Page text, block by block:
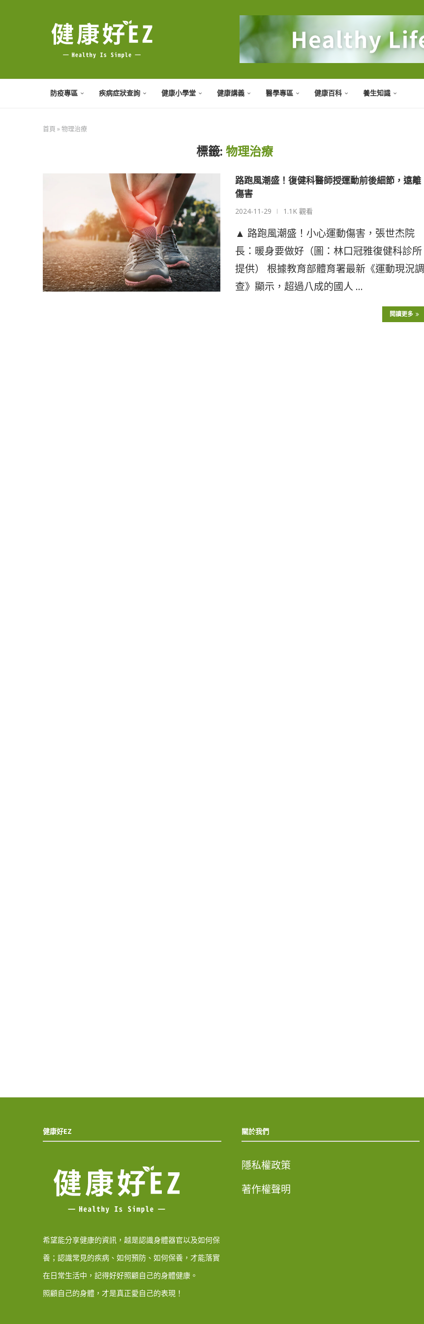
防疫專區 疾病症狀查詢 健康小學堂 健康講義 醫學專區 健康百科 養生知識
首頁 »物理治療
標籤: 物理治療
路跑風潮盛！復健科醫師授運動前後細節，遠離
傷害
2024-11-29 1.1K 觀看
▲ 路跑風潮盛！小心運動傷害，張世杰院
長：暖身要做好（圖：林口冠雅復健科診所
提供） 根據教育部體育署最新《運動現況調
查》顯示，超過八成的國人 …
閱讀更多
健康好EZ
希望能分享健康的資訊，越是認識身體器官以及如何保
養；認識常見的疾病、如何預防、如何保養，才能落實
在日常生活中，記得好好照顧自己的身體健康。
照顧自己的身體，才是真正愛自己的表現！
關於我們
隱私權政策
著作權聲明